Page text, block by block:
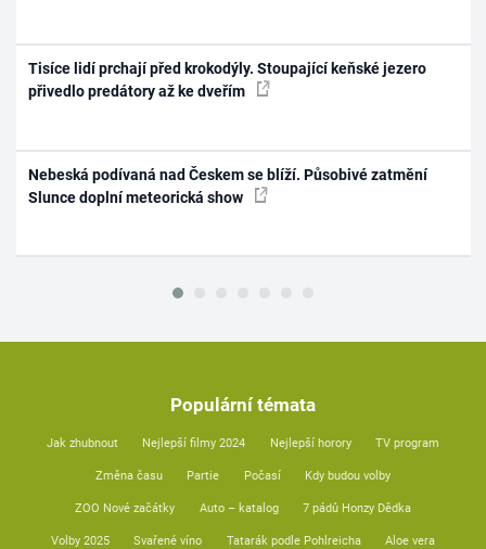
Tisíce lidí prchají před krokodýly. Stoupající keňské jezero
přivedlo predátory až ke dveřím
Nebeská podívaná nad Českem se blíží. Působivé zatmění
Slunce doplní meteorická show
Populární témata
Jak zhubnout Nejlepší filmy 2024 Nejlepší horory TV program
Změna času Partie Počasí Kdy budou volby
ZOO Nové začátky Auto – katalog 7 pádů Honzy Dědka
Volby 2025 Svařené víno Tatarák podle Pohlreicha Aloe vera